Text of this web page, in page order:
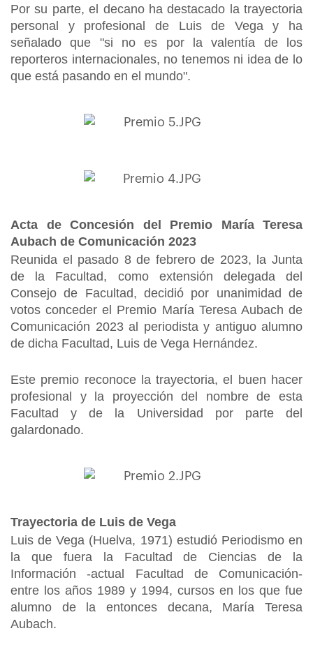
Por su parte, el decano ha destacado la trayectoria
personal y profesional de Luis de Vega y ha
señalado que "si no es por la valentía de los
reporteros internacionales, no tenemos ni idea de lo
que está pasando en el mundo".
Acta de Concesión del Premio María Teresa
Aubach de Comunicación 2023
Reunida el pasado 8 de febrero de 2023, la Junta
de la Facultad, como extensión delegada del
Consejo de Facultad, decidió por unanimidad de
votos conceder el Premio María Teresa Aubach de
Comunicación 2023 al periodista y antiguo alumno
de dicha Facultad, Luis de Vega Hernández.
Este premio reconoce la trayectoria, el buen hacer
profesional y la proyección del nombre de esta
Facultad y de la Universidad por parte del
galardonado.
Trayectoria de Luis de Vega
Luis de Vega (Huelva, 1971) estudió Periodismo en
la que fuera la Facultad de Ciencias de la
Información -actual Facultad de Comunicación-
entre los años 1989 y 1994, cursos en los que fue
alumno de la entonces decana, María Teresa
Aubach.